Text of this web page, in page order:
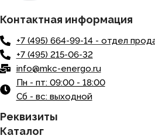
Контактная информация
+7 (495) 664-99-14 - отдел
+7 (495) 215-06-32
info@mkc-energo.ru
Пн - пт: 09:00 - 18:00
Сб - вс: выходной
Реквизиты
Каталог